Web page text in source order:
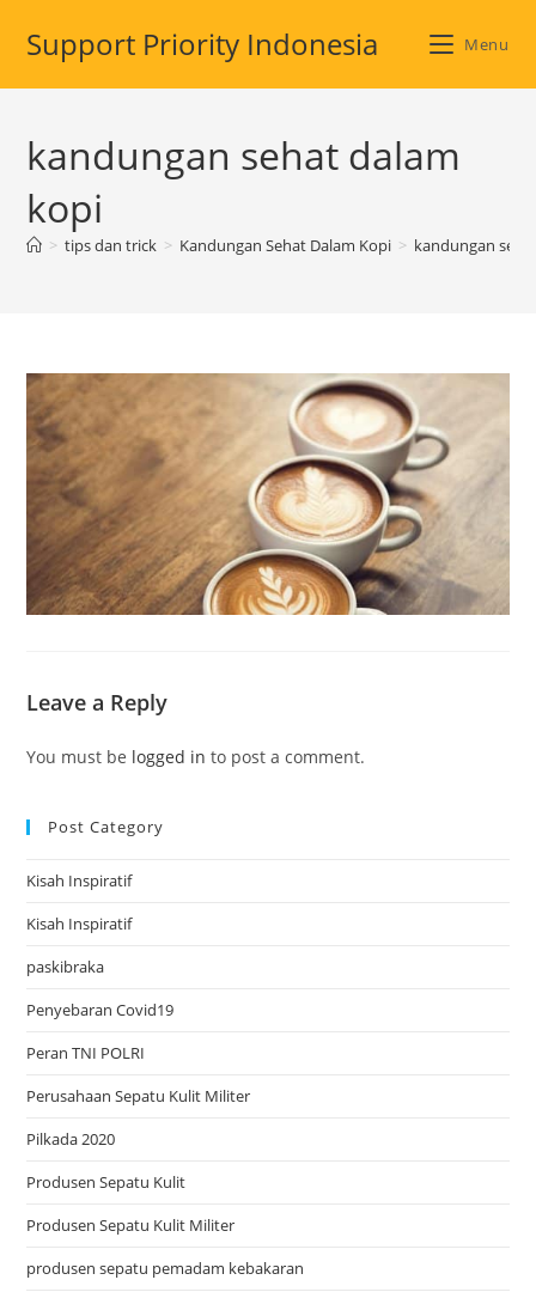
Support Priority Indonesia Menu
kandungan sehat dalam
kopi
> tips dan trick > Kandungan Sehat Dalam Kopi > kandungan
Leave a Reply
You must be logged in to post a comment.
Post Category
Kisah Inspiratif
Kisah Inspiratif
paskibraka
Penyebaran Covid19
Peran TNI POLRI
Perusahaan Sepatu Kulit Militer
Pilkada 2020
Produsen Sepatu Kulit
Produsen Sepatu Kulit Militer
produsen sepatu pemadam kebakaran